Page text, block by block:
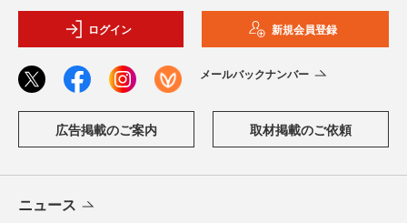
ログイン 新規会員登録
メールバックナンバー
広告掲載のご案内 取材掲載のご依頼
ニュース